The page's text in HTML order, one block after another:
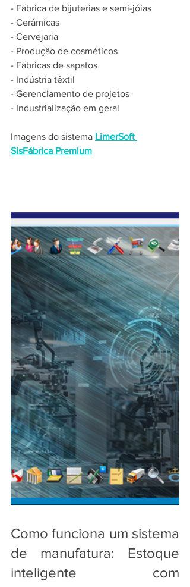
- Fábrica de bijuterias e semi-jóias
- Cerâmicas
- Cervejaria
- Produção de cosméticos
- Fábricas de sapatos
- Indústria têxtil
- Gerenciamento de projetos
- Industrialização em geral
Imagens do sistema LimerSoft
SisFábrica Premium
Como funciona um sistema
de manufatura: Estoque
inteligente com